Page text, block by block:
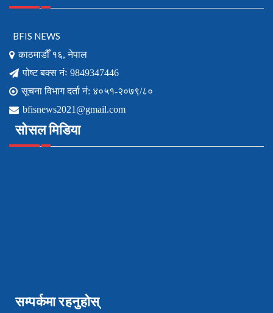
BFIS NEWS
काठमाडौँ १६, नेपाल
पोष्ट बक्स नंः 9849347446
सूचना विभाग दर्ता नं: ४०५१-२०७९/८०
bfisnews2021@gmail.com
सोसल मिडिया
सम्पर्कमा रहनुहोस्